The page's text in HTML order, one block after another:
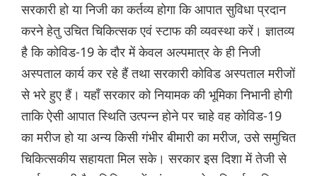
सरकारी हो या निजी का कर्तव्य होगा कि आपात सुविधा प्रदान
करने हेतु उचित चिकित्सक एवं स्टाफ की व्यवस्था करें। ज्ञातव्य
है कि कोविड-19 के दौर में केवल अल्पमात्र के ही निजी
अस्पताल कार्य कर रहे हैं तथा सरकारी कोविड अस्पताल मरीजों
से भरे हुए हैं। यहाँ सरकार को नियामक की भूमिका निभानी होगी
ताकि ऐसी आपात स्थिति उत्पन्न होने पर चाहे वह कोविड-19
का मरीज हो या अन्य किसी गंभीर बीमारी का मरीज, उसे समुचित
चिकित्सकीय सहायता मिल सके। सरकार इस दिशा में तेजी से